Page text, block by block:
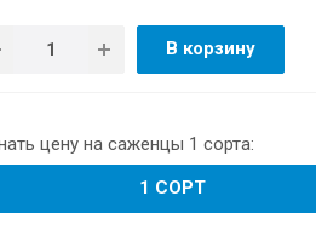
В корзину
цену на саженцы 1 сорта:
1 СОРТ